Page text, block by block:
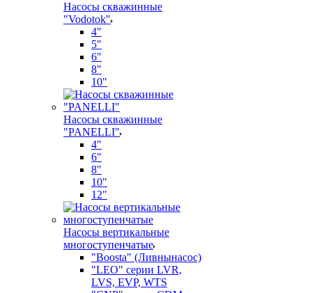
Насосы скважинные
"Vodotok"
4"
5"
6"
8"
10"
Насосы скважинные
"PANELLI"
4"
6"
8"
10"
12"
Насосы вертикальные
многоступенчатые
"Boosta" (Ливнынасос)
"LEO" серии LVR,
LVS, EVP, WTS